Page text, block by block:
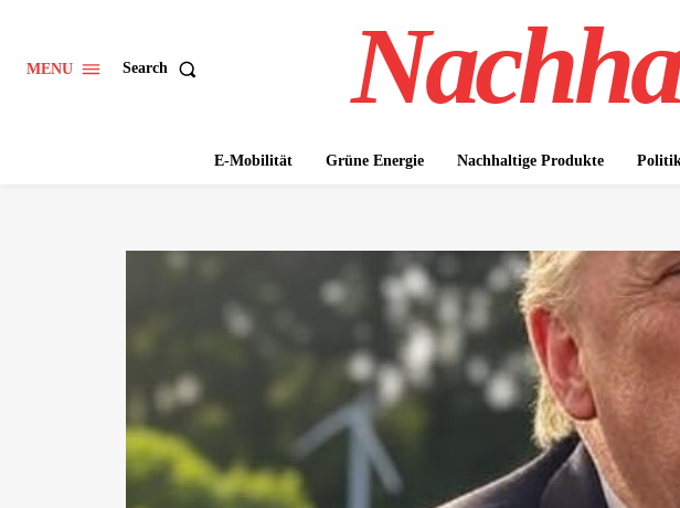
MENU Search
E-Mobilität Grüne Energie Nachhaltige Produkte